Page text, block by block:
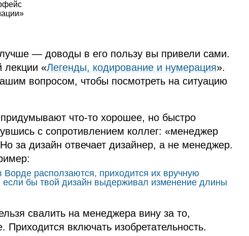
— доводы в его пользу вы привели сами.
«Легенды, кодирование и нумерация».
вопросом, чтобы посмотреть на ситуацию
что‑то хорошее, но быстро
с сопротивлением коллег: «менеджер
за дизайн отвечает дизайнер, а не менеджер.
расползаются, приходится их вручную
бы твой дизайн выдерживал изменение длины
свалить на менеджера вину за то,
Приходится включать изобретательность.